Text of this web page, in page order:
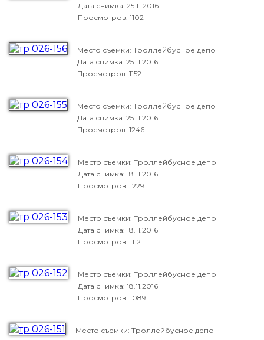
Дата снимка: 25.11.2016
Просмотров: 1102
Место съемки: Троллейбусное депо
Дата снимка: 25.11.2016
Просмотров: 1152
Место съемки: Троллейбусное депо
Дата снимка: 25.11.2016
Просмотров: 1246
Место съемки: Троллейбусное депо
Дата снимка: 18.11.2016
Просмотров: 1229
Место съемки: Троллейбусное депо
Дата снимка: 18.11.2016
Просмотров: 1112
Место съемки: Троллейбусное депо
Дата снимка: 18.11.2016
Просмотров: 1089
Место съемки: Троллейбусное депо